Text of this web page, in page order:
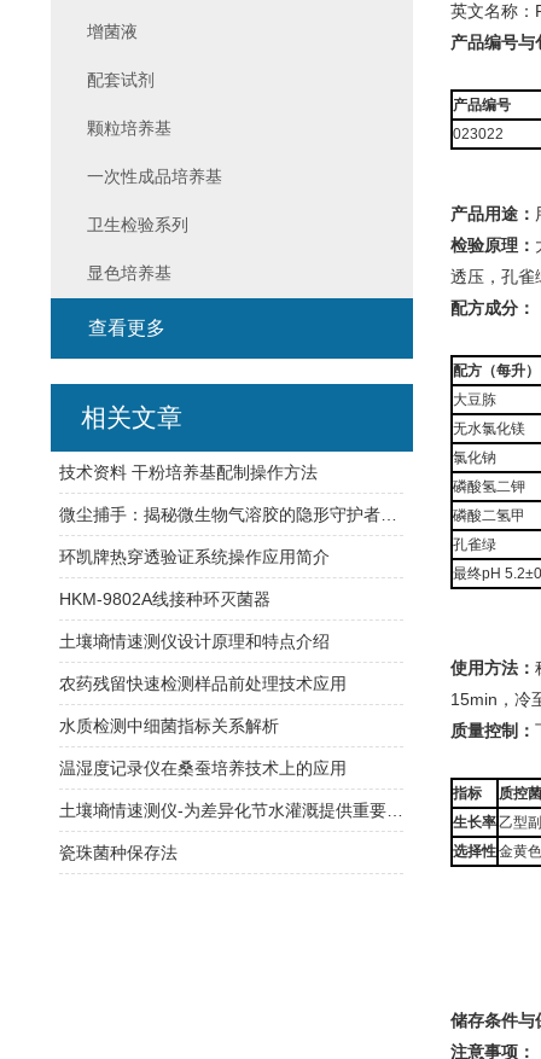
英文名称：
产品编号与
产品编号
023022
产品用途：
检验原理：
透压，孔雀
配方成分：
配方（每升）
大豆胨
无水氯化镁
氯化钠
磷酸氢二钾
磷酸二氢甲
孔雀绿
最终pH
使用方法：
15min，冷
质量控制：
指标
质控
生长率乙型
选择性金黄
储存条件与
注意事项：
增菌液
配套试剂
颗粒培养基
一次性成品培养基
卫生检验系列
显色培养基
查看更多
相关文章
技术资料 干粉培养基配制操作方法
环凯牌热穿透验证系统操作应用简介
HKM-9802A线接种环灭菌器
土壤墒情速测仪设计原理和特点介绍
农药残留快速检测样品前处理技术应用
水质检测中细菌指标关系解析
温湿度记录仪在桑蚕培养技术上的应用
瓷珠菌种保存法